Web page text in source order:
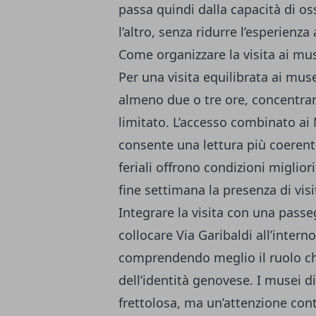
passa quindi dalla capacità di
l’altro, senza ridurre
Come organizzare la visita ai
Per una visita equilibrata ai
almeno due o tre ore,
limitato. L’accesso combinato
consente una lettura più
feriali offrono condizioni
fine settimana la presenza di
Integrare la visita con una
collocare Via Garibaldi
comprendendo meglio il ruolo
dell’identità genovese. I musei
frettolosa, ma un’attenzione